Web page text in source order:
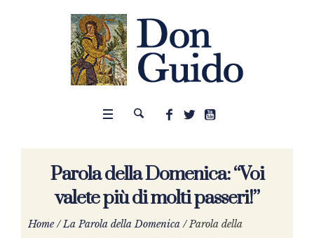
Parola della Domenica: “Voi
valete più di molti passeri!”
Home /La Parola della Domenica /Parola della